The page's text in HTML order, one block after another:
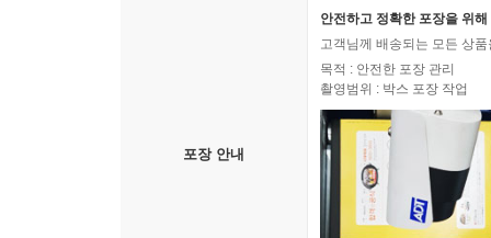
포장 안내
안전하고 정확한 포장을 위
고객님께 배송되는 모든 상
목적 : 안전한 포장 관리
촬영범위 : 박스 포장 작업